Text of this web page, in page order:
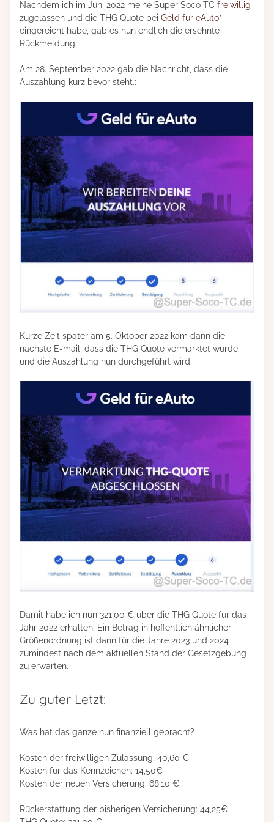
Nachdem ich im Juni 2022 meine Super Soco TC freiwillig
zugelassen und die THG Quote bei Geld für eAuto*
eingereicht habe, gab es nun endlich die ersehnte
Rückmeldung.
Am 28. September 2022 gab die Nachricht, dass die
Auszahlung kurz bevor steht.:
Kurze Zeit später am 5. Oktober 2022 kam dann die
nächste E-mail, dass die THG Quote vermarktet wurde
und die Auszahlung nun durchgeführt wird.
Damit habe ich nun 321,00 € über die THG Quote für das
Jahr 2022 erhalten. Ein Betrag in hoffentlich ähnlicher
Größenordnung ist dann für die Jahre 2023 und 2024
zumindest nach dem aktuellen Stand der Gesetzgebung
zu erwarten.
Zu guter Letzt:
Was hat das ganze nun finanziell gebracht?
Kosten der freiwilligen Zulassung: 40,60 €
Kosten für das Kennzeichen: 14,50€
Kosten der neuen Versicherung: 68,10 €
Rückerstattung der bisherigen Versicherung: 44,25€